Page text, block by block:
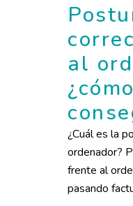
al
¿cómo
¿Cuál es la
ordenador?
frente al
pasando